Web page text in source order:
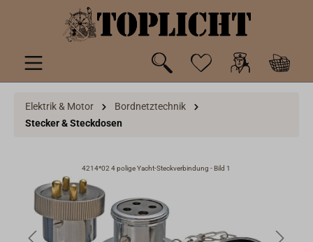
springen
Elektrik & Motor
Bordnetztechnik
Stecker & Steckdosen
4214*02 4 polige Yacht-Steckverbindung - Bild 1